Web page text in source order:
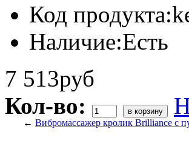
Код продукта:
Наличие:Есть
7 513руб
Кол-во:
← Вибромассажер кролик Brilliance с